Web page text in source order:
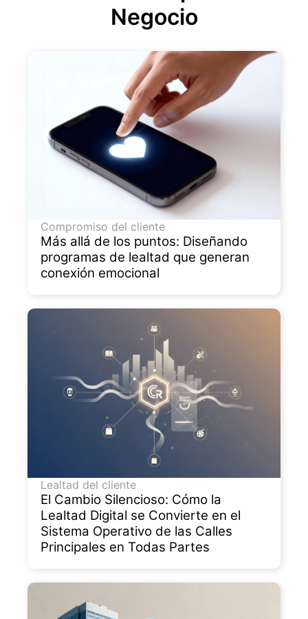
Negocio
Compromiso del cliente
Más allá de los puntos: Diseñando
programas de lealtad que generan
conexión emocional
Lealtad del cliente
El Cambio Silencioso: Cómo la
Lealtad Digital se Convierte en el
Sistema Operativo de las Calles
Principales en Todas Partes